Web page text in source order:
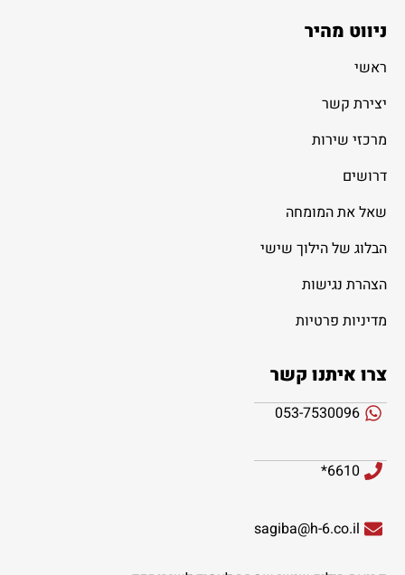
ניווט מהיר
ראשי
יצירת קשר
מרכזי שירות
דרושים
שאל את המומחה
הבלוג של הילוך שישי
הצהרת נגישות
מדיניות פרטיות
צרו איתנו קשר
053-7530096
6610*
sagiba@h-6.co.il